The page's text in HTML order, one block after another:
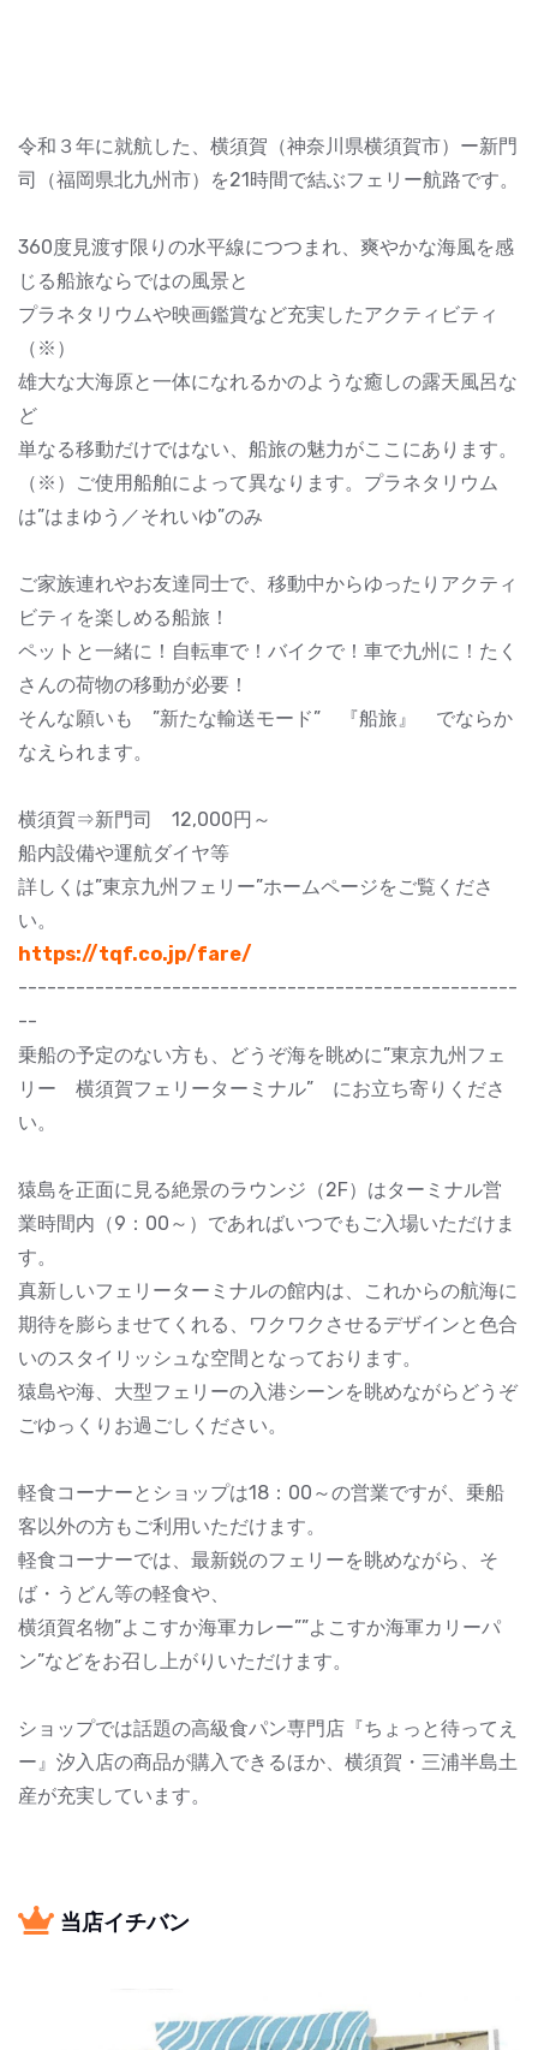
令和３年に就航した、横須賀（神奈川県横須賀市）ー新門
司（福岡県北九州市）を21時間で結ぶフェリー航路です。
360度見渡す限りの水平線につつまれ、爽やかな海風を感
じる船旅ならではの風景と
プラネタリウムや映画鑑賞など充実したアクティビティ
（※）
雄大な大海原と一体になれるかのような癒しの露天風呂な
ど
単なる移動だけではない、船旅の魅力がここにあります。
（※）ご使用船舶によって異なります。プラネタリウム
は”はまゆう／それいゆ”のみ
ご家族連れやお友達同士で、移動中からゆったりアクティ
ビティを楽しめる船旅！
ペットと一緒に！自転車で！バイクで！車で九州に！たく
さんの荷物の移動が必要！
そんな願いも ”新たな輸送モード” 『船旅』 でならか
なえられます。
横須賀⇒新門司 12,000円～
船内設備や運航ダイヤ等
詳しくは”東京九州フェリー”ホームページをご覧くださ
い。
https://tqf.co.jp/fare/
----------------------------------------------------
--
乗船の予定のない方も、どうぞ海を眺めに”東京九州フェ
リー 横須賀フェリーターミナル” にお立ち寄りくださ
い。
猿島を正面に見る絶景のラウンジ（2F）はターミナル営
業時間内（9：00～）であればいつでもご入場いただけま
す。
真新しいフェリーターミナルの館内は、これからの航海に
期待を膨らませてくれる、ワクワクさせるデザインと色合
いのスタイリッシュな空間となっております。
猿島や海、大型フェリーの入港シーンを眺めながらどうぞ
ごゆっくりお過ごしください。
軽食コーナーとショップは18：00～の営業ですが、乗船
客以外の方もご利用いただけます。
軽食コーナーでは、最新鋭のフェリーを眺めながら、そ
ば・うどん等の軽食や、
横須賀名物”よこすか海軍カレー””よこすか海軍カリーパ
ン”などをお召し上がりいただけます。
ショップでは話題の高級食パン専門店『ちょっと待ってえ
ー』汐入店の商品が購入できるほか、横須賀・三浦半島土
産が充実しています。
当店イチバン